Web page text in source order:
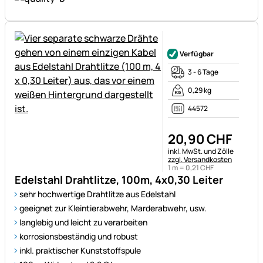
Edelstahl Drahtlitze, 100m, 4x0,30 Leiter
sehr hochwertige Drahtlitze aus Edelstahl
geeignet zur Kleintierabwehr, Marderabwehr, usw.
langlebig und leicht zu verarbeiten
korrosionsbeständig und robust
inkl. praktischer Kunststoffspule
Verfügbar
3 - 6 Tage
0,29 kg
44572
20,90CHF
Steuerhinweis:
inkl. MwSt. und Zölle
zzgl. Versandkosten
1 m = 0,21CHF